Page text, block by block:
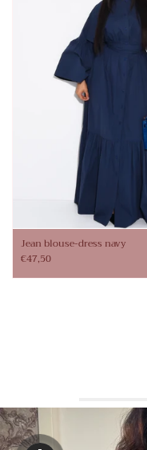
Jean blouse-dress navy
€47,50